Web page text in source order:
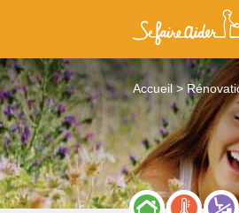
Accueil